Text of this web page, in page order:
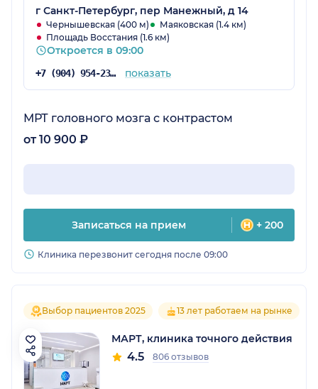
г Санкт-Петербург, пер Манежный, д 14
Чернышевская (400 м)
Маяковская (1.4 км)
Площадь Восстания (1.6 км)
Откроется в 09:00
+7 (904) 954-23-94 показать
МРТ головного мозга с контрастом
от 10 900 ₽
Записаться на прием + 200
Клиника перезвонит сегодня после 09:00
Выбор пациентов 2025 13 лет работаем на рынке
МАРТ, клиника точного действия
4.5 806 отзывов